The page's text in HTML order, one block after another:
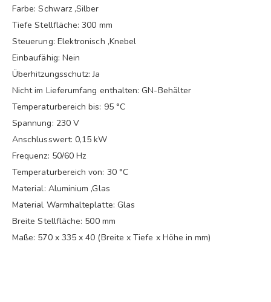
Farbe: Schwarz ,Silber
Tiefe Stellfläche: 300 mm
Steuerung: Elektronisch ,Knebel
Einbaufähig: Nein
Überhitzungsschutz: Ja
Nicht im Lieferumfang enthalten: GN-Behälter
Temperaturbereich bis: 95 °C
Spannung: 230 V
Anschlusswert: 0,15 kW
Frequenz: 50/60 Hz
Temperaturbereich von: 30 °C
Material: Aluminium ,Glas
Material Warmhalteplatte: Glas
Breite Stellfläche: 500 mm
Maße: 570 x 335 x 40 (Breite x Tiefe x Höhe in mm)